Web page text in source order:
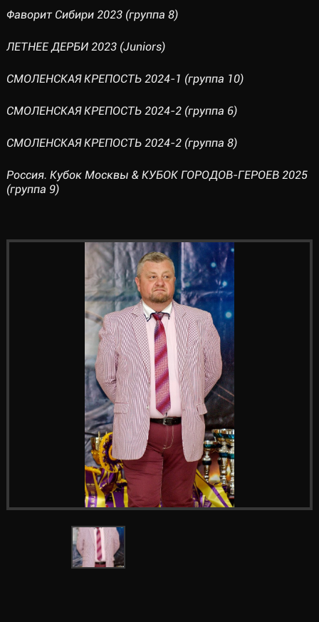
Фаворит Сибири 2023 (группа 8)
ЛЕТНЕЕ ДЕРБИ 2023 (Juniors)
СМОЛЕНСКАЯ КРЕПОСТЬ 2024-1 (группа 10)
СМОЛЕНСКАЯ КРЕПОСТЬ 2024-2 (группа 6)
СМОЛЕНСКАЯ КРЕПОСТЬ 2024-2 (группа 8)
Россия. Кубок Москвы & КУБОК ГОРОДОВ-ГЕРОЕВ 2025
(группа 9)